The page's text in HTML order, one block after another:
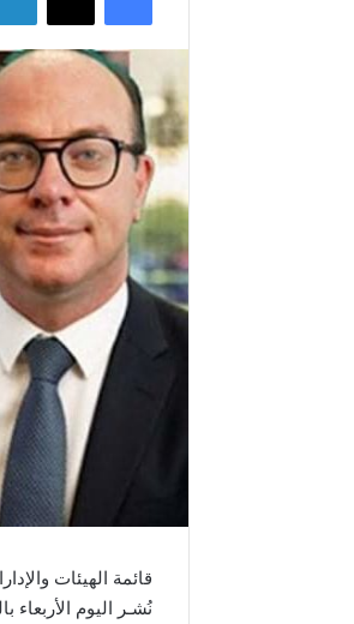
قائمة الهيئات
نُشـر اليوم